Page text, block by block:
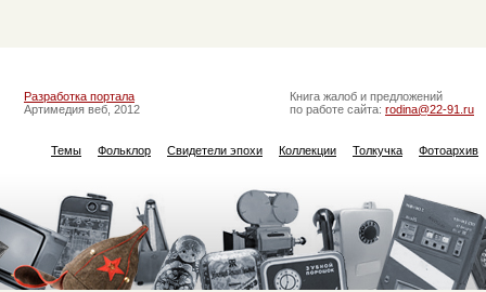
Разработка портала
Артимедия веб, 2012
Книга жалоб и предложений
по работе сайта: rodina@22-91.ru
Темы Фольклор Свидетели эпохи Коллекции Толкучка Фотоархив